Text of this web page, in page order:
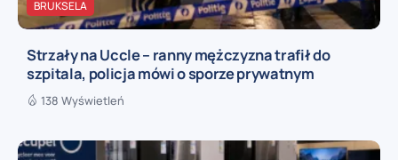
BRUKSELA
Strzały na Uccle – ranny mężczyzna trafił do
szpitala, policja mówi o sporze prywatnym
138 Wyświetleń